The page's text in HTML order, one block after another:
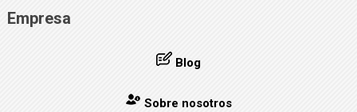
Empresa
Blog
Sobre nosotros